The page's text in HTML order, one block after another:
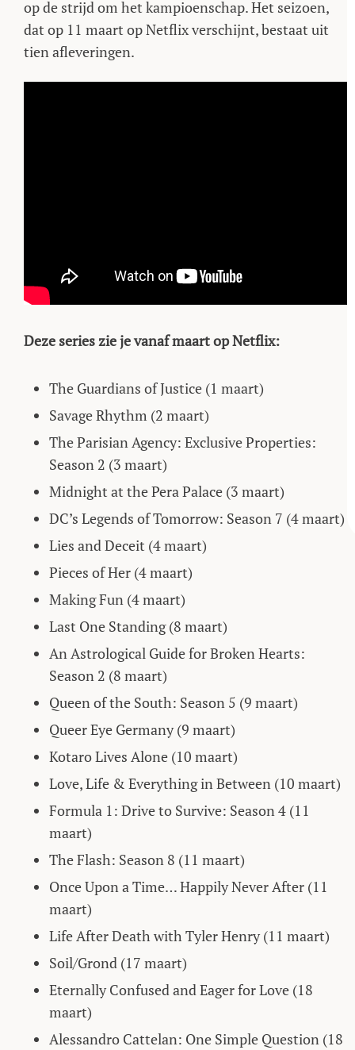
op de strijd om het kampioenschap. Het seizoen,
dat op 11 maart op Netflix verschijnt, bestaat uit
tien afleveringen.
Deze series zie je vanaf maart op Netflix:
The Guardians of Justice (1 maart)
Savage Rhythm (2 maart)
The Parisian Agency: Exclusive Properties:
Season 2 (3 maart)
Midnight at the Pera Palace (3 maart)
DC’s Legends of Tomorrow: Season 7 (4 maart)
Lies and Deceit (4 maart)
Pieces of Her (4 maart)
Making Fun (4 maart)
Last One Standing (8 maart)
An Astrological Guide for Broken Hearts:
Season 2 (8 maart)
Queen of the South: Season 5 (9 maart)
Queer Eye Germany (9 maart)
Kotaro Lives Alone (10 maart)
Love, Life & Everything in Between (10 maart)
Formula 1: Drive to Survive: Season 4 (11
maart)
The Flash: Season 8 (11 maart)
Once Upon a Time… Happily Never After (11
maart)
Life After Death with Tyler Henry (11 maart)
Soil/Grond (17 maart)
Eternally Confused and Eager for Love (18
maart)
Alessandro Cattelan: One Simple Question (18